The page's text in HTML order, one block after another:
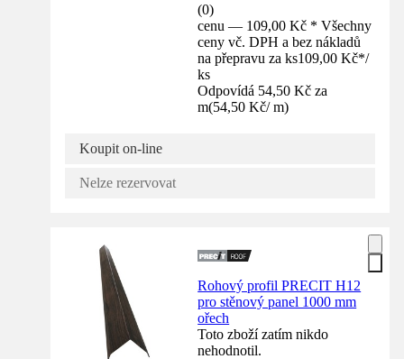
(0)
cenu — 109,00 Kč * Všechny
ceny vč. DPH a bez nákladů
na přepravu za ks109,00 Kč*/
ks
Odpovídá 54,50 Kč za
m(54,50 Kč/ m)
Koupit on-line
Nelze rezervovat
Rohový profil PRECIT H12
pro stěnový panel 1000 mm
ořech
Toto zboží zatím nikdo
nehodnotil.